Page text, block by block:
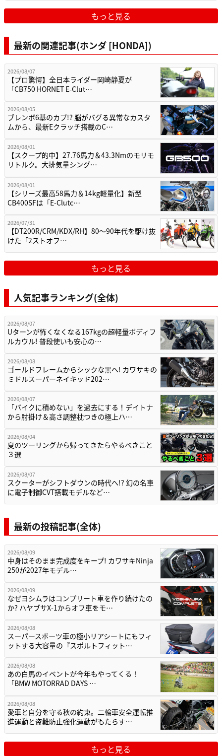
もっと見る
最新の関連記事(ホンダ [HONDA])
2026/08/07
【プロ驚愕】全日本ライダー岡崎静夏が
「CB750 HORNET E-Clut…
2026/08/05
ブレンボ6基のカブ!? 脳がバグる異常なカスタ
ムから、最新Eクラッチ搭載のC…
2026/08/01
【スクープ的中】27.76馬力＆43.3Nmのモリモ
リトルク。大排気量シング…
2026/08/01
【シリーズ最高58馬力＆14kg軽量化】新型
CB400SFは「E-Clutc…
2026/07/31
【DT200R/CRM/KDX/RH】80〜90年代を駆け抜
けた「2ストオフ…
もっと見る
人気記事ランキング(全体)
2026/08/07
Uターンが怖くなくなる167kgの超軽量ボディフ
ルカウル! 普段使いも安心の…
2026/08/08
ゴールドフレームからシックな黒へ! カワサキの
ミドルスーパーネイキッド202…
2026/08/07
「バイクに積めない」を過去にする！デイトナ
から肘掛け＆高さ調整枕つきの極上ハ…
2026/08/04
夏のツーリングから帰ってきたらやるべきこと
３選
2026/08/07
スクーターがシフトダウンの時代へ!? 幻の名車
に電子制御CVT搭載モデルなど…
最新の投稿記事(全体)
2026/08/09
中身はそのまま完成度をキープ! カワサキNinja
250が2027年モデル…
2026/08/09
なぜヨシムラはコンプリート車を作り続けたの
か? ハヤブサX-1からオフ車をモ…
2026/08/08
スーパースポーツ車の極小リアシートにもフィ
ットする大容量の『スポルトフィット…
2026/08/08
あの白馬のイベントが今年もやってくる！
「BMW MOTORRAD DAYS …
2026/08/08
愛車と自分を守る秋の約束。二輪車安全運転推
進運動と盗難防止強化運動がもたらす…
もっと見る